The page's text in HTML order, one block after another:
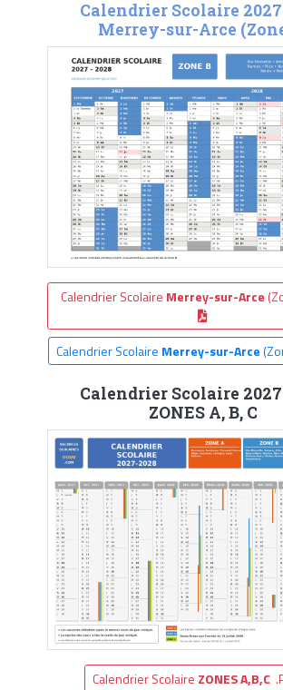
Calendrier Scolaire
Merrey-sur-Arce
Calendrier Scolaire Merrey-sur-Arce
Calendrier Scolaire Merrey-sur-Arce
Calendrier Scolaire
ZONES A, B, C
Calendrier Scolaire ZONES A,B,C